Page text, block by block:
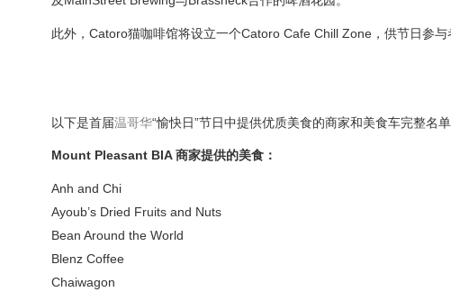
此外，Catoro猫咖啡馆将设立一个Catoro Cafe Chill Zone，供节日参
以下是首届温哥华“愉快日”节日中提供优质美食的商家和美食车完整名单
Mount Pleasant BIA 商家提供的美食：
Anh and Chi
Ayoub’s Dried Fruits and Nuts
Bean Around the World
Blenz Coffee
Chaiwagon